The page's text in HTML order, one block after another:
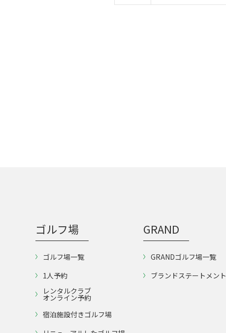
ゴルフ場
ゴルフ場一覧
1人予約
レンタルクラブ
オンライン予約
宿泊施設付きゴルフ場
GRAND
GRANDゴルフ場一覧
ブランドステートメント